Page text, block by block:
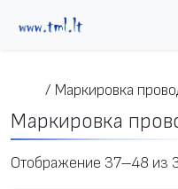
/ Маркировка
Маркировка
Отображение 37–48 из